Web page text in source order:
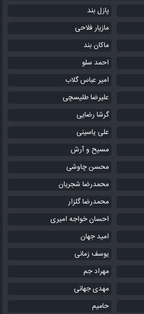
پازل بند
مازیار فلاحی
ماکان بند
احمد سلو
امیر عباس گلاب
علیرضا طلیسچی
گرشا رضایی
علی یاسینی
مسیح و آرش
محسن چاوشی
محمدرضا شجریان
محمدرضا گلزار
احسان خواجه امیری
امید جهان
یوسف زمانی
مهراد جم
مهدی جهانی
حامیم